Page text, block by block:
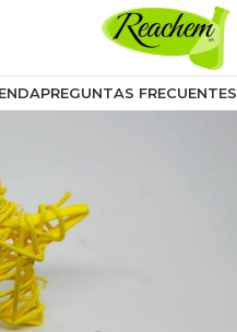
PREGUNTAS FRECUENTES